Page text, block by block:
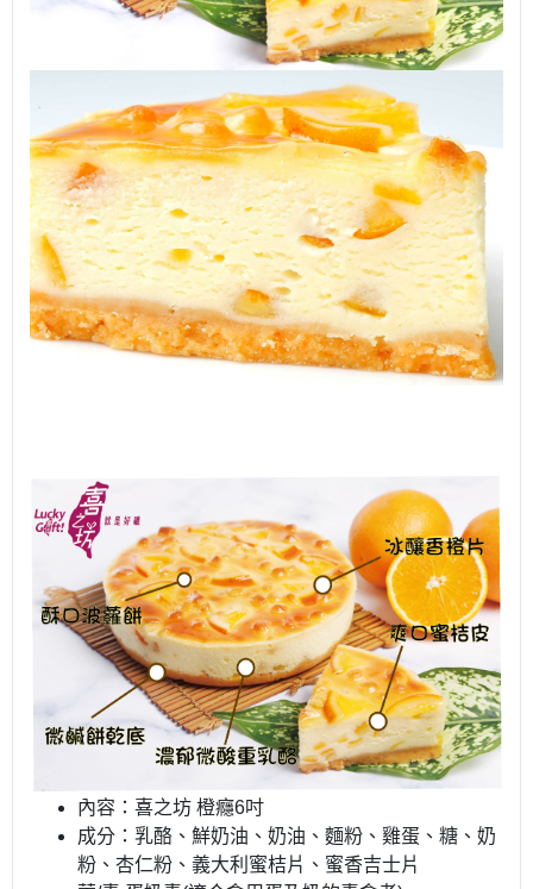
內容：喜之坊 橙癮6吋
成分：乳酪、鮮奶油、奶油、麵粉、雞蛋、糖、奶
粉、杏仁粉、義大利蜜桔片、蜜香吉士片